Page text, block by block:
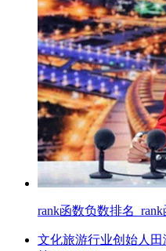
rank函数负数排名
文化旅游行业创始人